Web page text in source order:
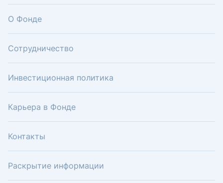
О Фонде
Сотрудничество
Инвестиционная политика
Карьера в Фонде
Контакты
Раскрытие информации